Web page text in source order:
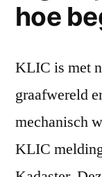
hoe
KLIC is met
graafwereld
mechanisch
KLIC